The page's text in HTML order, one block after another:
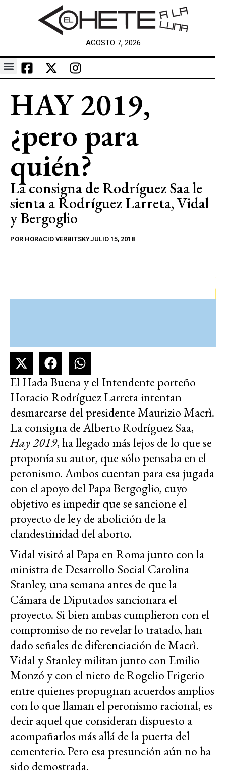
AGOSTO 7, 2026
HAY 2019,
¿pero para
quién?
La consigna de Rodríguez Saa le
sienta a Rodríguez Larreta, Vidal
y Bergoglio
POR HORACIO VERBITSKYJULIO 15, 2018
El Hada Buena y el Intendente porteño
Horacio Rodríguez Larreta intentan
desmarcarse del presidente Maurizio Macrì.
La consigna de Alberto Rodríguez Saa,
Hay 2019, ha llegado más lejos de lo que se
proponía su autor, que sólo pensaba en el
peronismo. Ambos cuentan para esa jugada
con el apoyo del Papa Bergoglio, cuyo
objetivo es impedir que se sancione el
proyecto de ley de abolición de la
clandestinidad del aborto.
Vidal visitó al Papa en Roma junto con la
ministra de Desarrollo Social Carolina
Stanley, una semana antes de que la
Cámara de Diputados sancionara el
proyecto. Si bien ambas cumplieron con el
compromiso de no revelar lo tratado, han
dado señales de diferenciación de Macrì.
Vidal y Stanley militan junto con Emilio
Monzó y con el nieto de Rogelio Frigerio
entre quienes propugnan acuerdos amplios
con lo que llaman el peronismo racional, es
decir aquel que consideran dispuesto a
acompañarlos más allá de la puerta del
cementerio. Pero esa presunción aún no ha
sido demostrada.